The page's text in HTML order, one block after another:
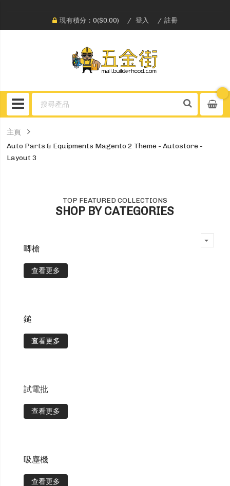
現有積分：0($0.00) 登入 註冊
主頁
Auto Parts & Equipments Magento 2 Theme - Autostore -
Layout 3
TOP FEATURED COLLECTIONS
SHOP BY CATEGORIES
唧槍
查看更多
鎚
查看更多
試電批
查看更多
吸塵機
查看更多